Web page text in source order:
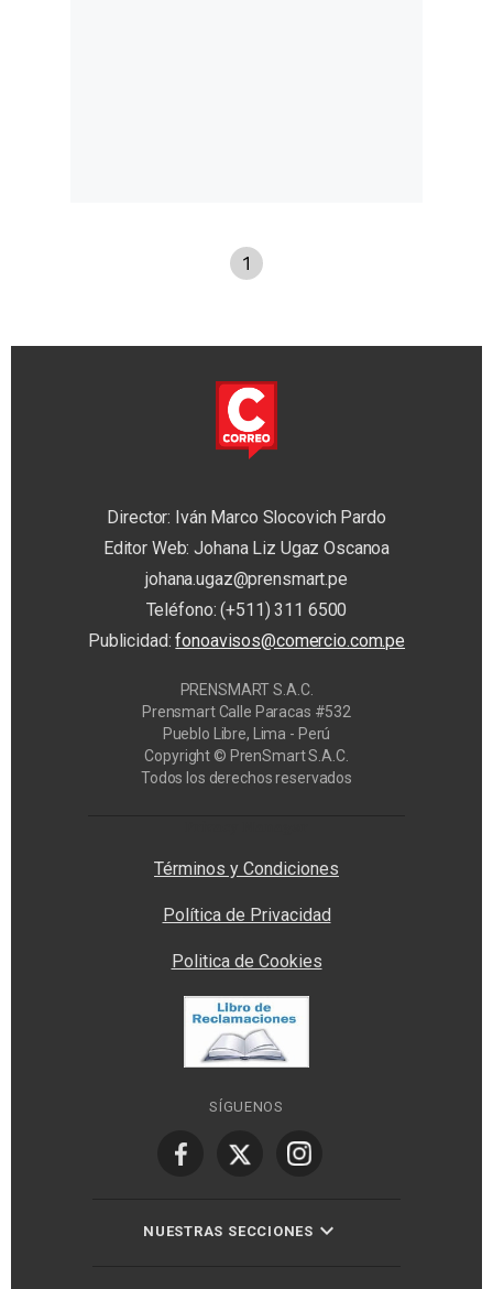
1
Director: Iván Marco Slocovich Pardo
Editor Web: Johana Liz Ugaz Oscanoa
johana.ugaz@prensmart.pe
Teléfono: (+511) 311 6500
Publicidad:fonoavisos@comercio.com.pe
PRENSMART S.A.C.
Prensmart Calle Paracas #532
Pueblo Libre, Lima - Perú
Copyright © PrenSmart S.A.C.
Todos los derechos reservados
Términos y Condiciones
Política de Privacidad
Politica de Cookies
SÍGUENOS
NUESTRAS SECCIONES